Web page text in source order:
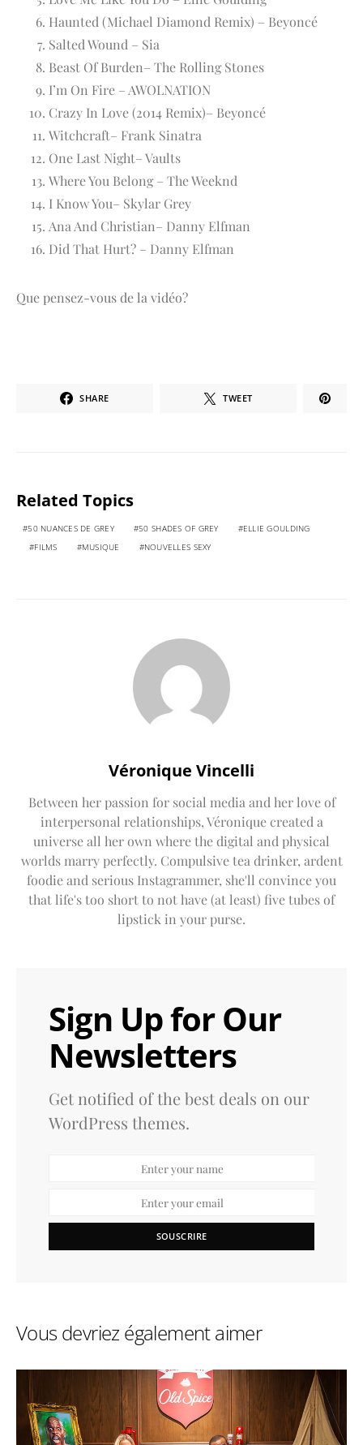
Haunted (Michael Diamond Remix) – Beyoncé
Salted Wound – Sia
Beast Of Burden– The Rolling Stones
I’m On Fire – AWOLNATION
Crazy In Love (2014 Remix)– Beyoncé
Witchcraft– Frank Sinatra
One Last Night– Vaults
Where You Belong – The Weeknd
I Know You– Skylar Grey
Ana And Christian– Danny Elfman
Did That Hurt? – Danny Elfman
Que pensez-vous de la vidéo?
SHARE TWEET
Related Topics
50 NUANCES DE GREY 50 SHADES OF GREY
ELLIE GOULDING
FILMS
MUSIQUE NOUVELLES SEXY
Véronique Vincelli
Between her passion for social media and her love of
interpersonal relationships, Véronique created a
universe all her own where the digital and physical
worlds marry perfectly. Compulsive tea drinker, ardent
foodie and serious Instagrammer, she'll convince you
that life's too short to not have (at least) five tubes of
lipstick in your purse.
Sign Up for Our
Newsletters
Get notified of the best deals on our
WordPress themes.
SOUSCRIRE
Vous devriez également aimer